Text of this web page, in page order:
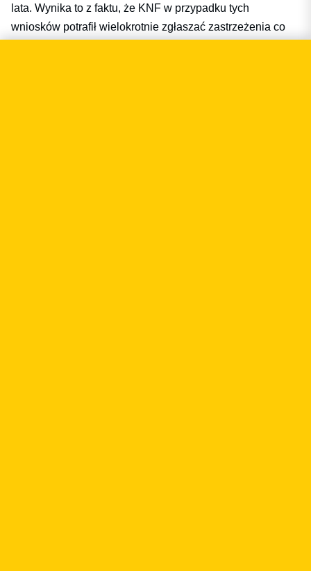
lata. Wynika to z faktu, że KNF w przypadku tych
wniosków potrafił wielokrotnie zgłaszać zastrzeżenia co